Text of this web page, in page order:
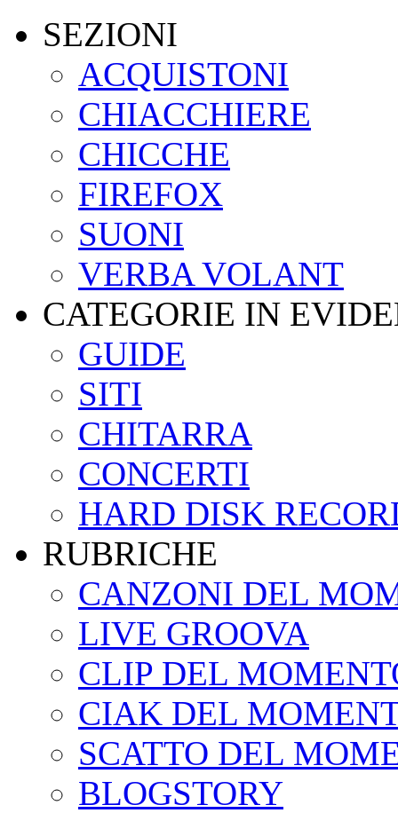
SEZIONI
ACQUISTONI
CHIACCHIERE
CHICCHE
FIREFOX
SUONI
VERBA VOLANT
CATEGORIE IN
GUIDE
SITI
CHITARRA
CONCERTI
HARD DISK
RUBRICHE
CANZONI DEL
LIVE GROOVA
CLIP DEL
CIAK DEL
SCATTO DEL
BLOGSTORY